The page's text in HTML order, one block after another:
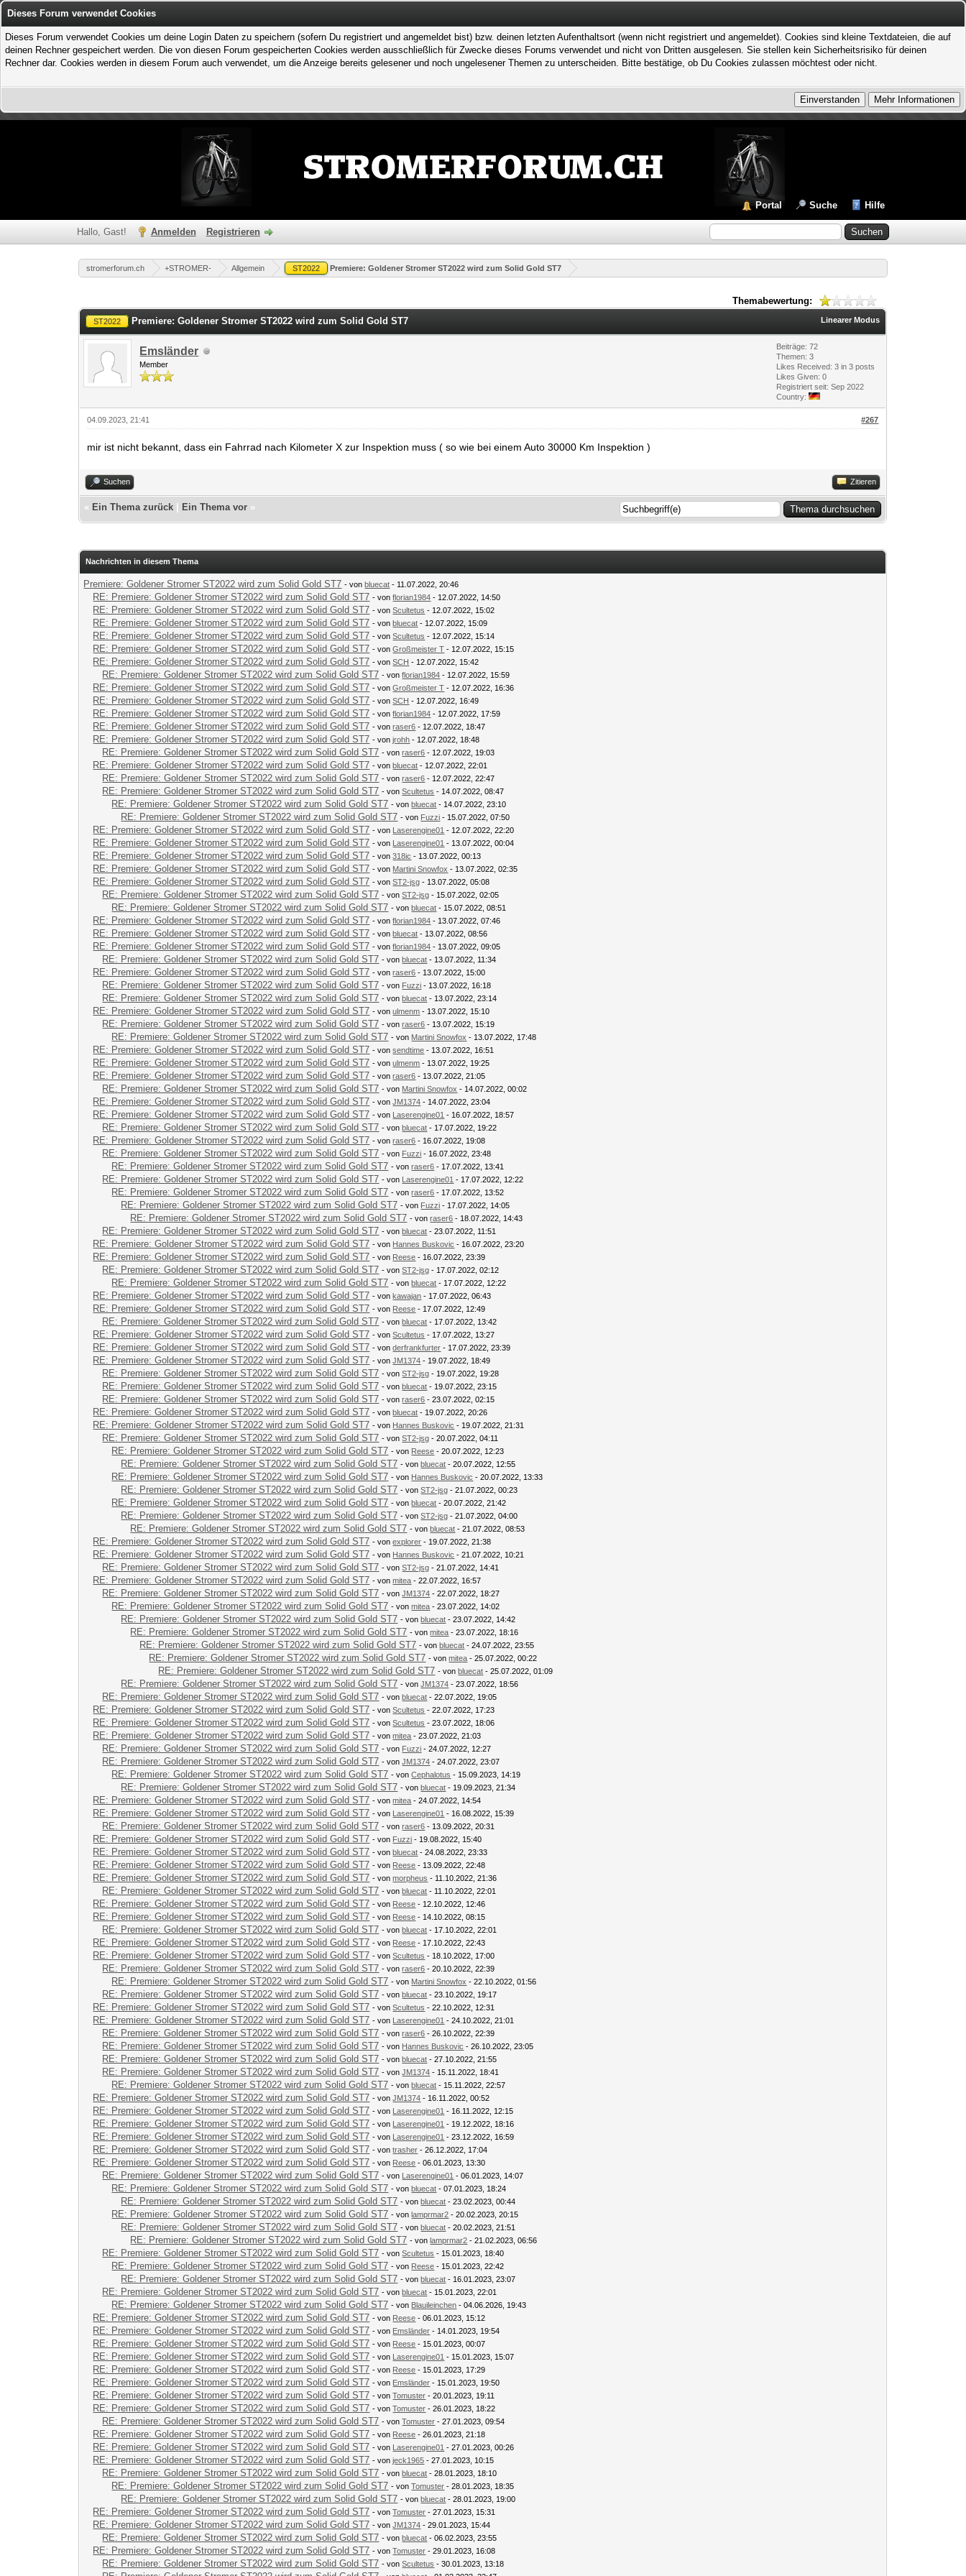
Dieses Forum verwendet Cookies
Dieses Forum verwendet Cookies um deine Login Daten zu speichern (sofern Du registriert und angemeldet bist) bzw. deinen letzten Aufenthaltsort (wenn nicht registriert und angemeldet). Cookies sind kleine Textdateien, die auf
deinen Rechner gespeichert werden. Die von diesen Forum gespeicherten Cookies werden ausschließlich für Zwecke dieses Forums verwendet und nicht von Dritten ausgelesen. Sie stellen kein Sicherheitsrisiko für deinen
Rechner dar. Cookies werden in diesem Forum auch verwendet, um die Anzeige bereits gelesener und noch ungelesener Themen zu unterscheiden. Bitte bestätige, ob Du Cookies zulassen möchtest oder nicht.
Portal Suche Hilfe
Hallo, Gast! Anmelden Registrieren
stromerforum.ch +STROMER- Allgemein ST2022 Premiere: Goldener Stromer ST2022 wird zum Solid Gold ST7
Themabewertung:
Linearer Modus
ST2022 Premiere: Goldener Stromer ST2022 wird zum Solid Gold ST7
Emsländer
Member
Beiträge: 72
Themen: 3
Likes Received:3 in 3 posts
Likes Given: 0
Registriert seit: Sep 2022
Country:
#267
04.09.2023, 21:41
mir ist nicht bekannt, dass ein Fahrrad nach Kilometer X zur Inspektion muss ( so wie bei einem Auto 30000 Km Inspektion )
Suchen Zitieren
« Ein Thema zurück Ein Thema vor »
Nachrichten in diesem Thema
Premiere: Goldener Stromer ST2022 wird zum Solid Gold ST7 - vonbluecat - 11.07.2022, 20:46
RE: Premiere: Goldener Stromer ST2022 wird zum Solid Gold ST7 - vonflorian1984 - 12.07.2022, 14:50
RE: Premiere: Goldener Stromer ST2022 wird zum Solid Gold ST7 - vonScultetus - 12.07.2022, 15:02
RE: Premiere: Goldener Stromer ST2022 wird zum Solid Gold ST7 - vonbluecat - 12.07.2022, 15:09
RE: Premiere: Goldener Stromer ST2022 wird zum Solid Gold ST7 - vonScultetus - 12.07.2022, 15:14
RE: Premiere: Goldener Stromer ST2022 wird zum Solid Gold ST7 - vonGroßmeister T - 12.07.2022, 15:15
RE: Premiere: Goldener Stromer ST2022 wird zum Solid Gold ST7 - vonSCH - 12.07.2022, 15:42
RE: Premiere: Goldener Stromer ST2022 wird zum Solid Gold ST7 - vonflorian1984 - 12.07.2022, 15:59
RE: Premiere: Goldener Stromer ST2022 wird zum Solid Gold ST7 - vonGroßmeister T - 12.07.2022, 16:36
RE: Premiere: Goldener Stromer ST2022 wird zum Solid Gold ST7 - vonSCH - 12.07.2022, 16:49
RE: Premiere: Goldener Stromer ST2022 wird zum Solid Gold ST7 - vonflorian1984 - 12.07.2022, 17:59
RE: Premiere: Goldener Stromer ST2022 wird zum Solid Gold ST7 - vonraser6 - 12.07.2022, 18:47
RE: Premiere: Goldener Stromer ST2022 wird zum Solid Gold ST7 - vonjrohh - 12.07.2022, 18:48
RE: Premiere: Goldener Stromer ST2022 wird zum Solid Gold ST7 - vonraser6 - 12.07.2022, 19:03
RE: Premiere: Goldener Stromer ST2022 wird zum Solid Gold ST7 - vonbluecat - 12.07.2022, 22:01
RE: Premiere: Goldener Stromer ST2022 wird zum Solid Gold ST7 - vonraser6 - 12.07.2022, 22:47
RE: Premiere: Goldener Stromer ST2022 wird zum Solid Gold ST7 - vonScultetus - 14.07.2022, 08:47
RE: Premiere: Goldener Stromer ST2022 wird zum Solid Gold ST7 - vonbluecat - 14.07.2022, 23:10
RE: Premiere: Goldener Stromer ST2022 wird zum Solid Gold ST7 - von Fuzzi - 15.07.2022, 07:50
RE: Premiere: Goldener Stromer ST2022 wird zum Solid Gold ST7 - von Laserengine01 - 12.07.2022, 22:20
RE: Premiere: Goldener Stromer ST2022 wird zum Solid Gold ST7 - von Laserengine01 - 13.07.2022, 00:04
RE: Premiere: Goldener Stromer ST2022 wird zum Solid Gold ST7 - von318ic - 13.07.2022, 00:13
RE: Premiere: Goldener Stromer ST2022 wird zum Solid Gold ST7 - von Martini Snowfox - 13.07.2022, 02:35
RE: Premiere: Goldener Stromer ST2022 wird zum Solid Gold ST7 - vonST2-jsg - 13.07.2022, 05:08
RE: Premiere: Goldener Stromer ST2022 wird zum Solid Gold ST7 - vonST2-jsg - 15.07.2022, 02:05
RE: Premiere: Goldener Stromer ST2022 wird zum Solid Gold ST7 - vonbluecat - 15.07.2022, 08:51
RE: Premiere: Goldener Stromer ST2022 wird zum Solid Gold ST7 - vonflorian1984 - 13.07.2022, 07:46
RE: Premiere: Goldener Stromer ST2022 wird zum Solid Gold ST7 - vonbluecat - 13.07.2022, 08:56
RE: Premiere: Goldener Stromer ST2022 wird zum Solid Gold ST7 - vonflorian1984 - 13.07.2022, 09:05
RE: Premiere: Goldener Stromer ST2022 wird zum Solid Gold ST7 - vonbluecat - 13.07.2022, 11:34
RE: Premiere: Goldener Stromer ST2022 wird zum Solid Gold ST7 - vonraser6 - 13.07.2022, 15:00
RE: Premiere: Goldener Stromer ST2022 wird zum Solid Gold ST7 - von Fuzzi - 13.07.2022, 16:18
RE: Premiere: Goldener Stromer ST2022 wird zum Solid Gold ST7 - vonbluecat - 13.07.2022, 23:14
RE: Premiere: Goldener Stromer ST2022 wird zum Solid Gold ST7 - vonulmenm - 13.07.2022, 15:10
RE: Premiere: Goldener Stromer ST2022 wird zum Solid Gold ST7 - vonraser6 - 13.07.2022, 15:19
RE: Premiere: Goldener Stromer ST2022 wird zum Solid Gold ST7 - von Martini Snowfox - 13.07.2022, 17:48
RE: Premiere: Goldener Stromer ST2022 wird zum Solid Gold ST7 - vonsendtime - 13.07.2022, 16:51
RE: Premiere: Goldener Stromer ST2022 wird zum Solid Gold ST7 - vonulmenm - 13.07.2022, 19:25
RE: Premiere: Goldener Stromer ST2022 wird zum Solid Gold ST7 - vonraser6 - 13.07.2022, 21:05
RE: Premiere: Goldener Stromer ST2022 wird zum Solid Gold ST7 - von Martini Snowfox - 14.07.2022, 00:02
RE: Premiere: Goldener Stromer ST2022 wird zum Solid Gold ST7 - vonJM1374 - 14.07.2022, 23:04
RE: Premiere: Goldener Stromer ST2022 wird zum Solid Gold ST7 - von Laserengine01 - 16.07.2022, 18:57
RE: Premiere: Goldener Stromer ST2022 wird zum Solid Gold ST7 - vonbluecat - 17.07.2022, 19:22
RE: Premiere: Goldener Stromer ST2022 wird zum Solid Gold ST7 - vonraser6 - 16.07.2022, 19:08
RE: Premiere: Goldener Stromer ST2022 wird zum Solid Gold ST7 - von Fuzzi - 16.07.2022, 23:48
RE: Premiere: Goldener Stromer ST2022 wird zum Solid Gold ST7 - vonraser6 - 17.07.2022, 13:41
RE: Premiere: Goldener Stromer ST2022 wird zum Solid Gold ST7 - von Laserengine01 - 17.07.2022, 12:22
RE: Premiere: Goldener Stromer ST2022 wird zum Solid Gold ST7 - vonraser6 - 17.07.2022, 13:52
RE: Premiere: Goldener Stromer ST2022 wird zum Solid Gold ST7 - von Fuzzi - 17.07.2022, 14:05
RE: Premiere: Goldener Stromer ST2022 wird zum Solid Gold ST7 - vonraser6 - 18.07.2022, 14:43
RE: Premiere: Goldener Stromer ST2022 wird zum Solid Gold ST7 - vonbluecat - 23.07.2022, 11:51
RE: Premiere: Goldener Stromer ST2022 wird zum Solid Gold ST7 - von Hannes Buskovic - 16.07.2022, 23:20
RE: Premiere: Goldener Stromer ST2022 wird zum Solid Gold ST7 - von Reese - 16.07.2022, 23:39
RE: Premiere: Goldener Stromer ST2022 wird zum Solid Gold ST7 - vonST2-jsg - 17.07.2022, 02:12
RE: Premiere: Goldener Stromer ST2022 wird zum Solid Gold ST7 - vonbluecat - 17.07.2022, 12:22
RE: Premiere: Goldener Stromer ST2022 wird zum Solid Gold ST7 - vonkawajan - 17.07.2022, 06:43
RE: Premiere: Goldener Stromer ST2022 wird zum Solid Gold ST7 - von Reese - 17.07.2022, 12:49
RE: Premiere: Goldener Stromer ST2022 wird zum Solid Gold ST7 - vonbluecat - 17.07.2022, 13:42
RE: Premiere: Goldener Stromer ST2022 wird zum Solid Gold ST7 - vonScultetus - 17.07.2022, 13:27
RE: Premiere: Goldener Stromer ST2022 wird zum Solid Gold ST7 - vonderfrankfurter - 17.07.2022, 23:39
RE: Premiere: Goldener Stromer ST2022 wird zum Solid Gold ST7 - vonJM1374 - 19.07.2022, 18:49
RE: Premiere: Goldener Stromer ST2022 wird zum Solid Gold ST7 - vonST2-jsg - 19.07.2022, 19:28
RE: Premiere: Goldener Stromer ST2022 wird zum Solid Gold ST7 - vonbluecat - 19.07.2022, 23:15
RE: Premiere: Goldener Stromer ST2022 wird zum Solid Gold ST7 - vonraser6 - 23.07.2022, 02:15
RE: Premiere: Goldener Stromer ST2022 wird zum Solid Gold ST7 - vonbluecat - 19.07.2022, 20:26
RE: Premiere: Goldener Stromer ST2022 wird zum Solid Gold ST7 - von Hannes Buskovic - 19.07.2022, 21:31
RE: Premiere: Goldener Stromer ST2022 wird zum Solid Gold ST7 - vonST2-jsg - 20.07.2022, 04:11
RE: Premiere: Goldener Stromer ST2022 wird zum Solid Gold ST7 - von Reese - 20.07.2022, 12:23
RE: Premiere: Goldener Stromer ST2022 wird zum Solid Gold ST7 - vonbluecat - 20.07.2022, 12:55
RE: Premiere: Goldener Stromer ST2022 wird zum Solid Gold ST7 - von Hannes Buskovic - 20.07.2022, 13:33
RE: Premiere: Goldener Stromer ST2022 wird zum Solid Gold ST7 - vonST2-jsg - 21.07.2022, 00:23
RE: Premiere: Goldener Stromer ST2022 wird zum Solid Gold ST7 - vonbluecat - 20.07.2022, 21:42
RE: Premiere: Goldener Stromer ST2022 wird zum Solid Gold ST7 - vonST2-jsg - 21.07.2022, 04:00
RE: Premiere: Goldener Stromer ST2022 wird zum Solid Gold ST7 - vonbluecat - 21.07.2022, 08:53
RE: Premiere: Goldener Stromer ST2022 wird zum Solid Gold ST7 - vonexplorer - 19.07.2022, 21:38
RE: Premiere: Goldener Stromer ST2022 wird zum Solid Gold ST7 - von Hannes Buskovic - 21.07.2022, 10:21
RE: Premiere: Goldener Stromer ST2022 wird zum Solid Gold ST7 - vonST2-jsg - 21.07.2022, 14:41
RE: Premiere: Goldener Stromer ST2022 wird zum Solid Gold ST7 - vonmitea - 22.07.2022, 16:57
RE: Premiere: Goldener Stromer ST2022 wird zum Solid Gold ST7 - vonJM1374 - 22.07.2022, 18:27
RE: Premiere: Goldener Stromer ST2022 wird zum Solid Gold ST7 - vonmitea - 23.07.2022, 14:02
RE: Premiere: Goldener Stromer ST2022 wird zum Solid Gold ST7 - vonbluecat - 23.07.2022, 14:42
RE: Premiere: Goldener Stromer ST2022 wird zum Solid Gold ST7 - vonmitea - 23.07.2022, 18:16
RE: Premiere: Goldener Stromer ST2022 wird zum Solid Gold ST7 - vonbluecat - 24.07.2022, 23:55
RE: Premiere: Goldener Stromer ST2022 wird zum Solid Gold ST7 - vonmitea - 25.07.2022, 00:22
RE: Premiere: Goldener Stromer ST2022 wird zum Solid Gold ST7 - vonbluecat - 25.07.2022, 01:09
RE: Premiere: Goldener Stromer ST2022 wird zum Solid Gold ST7 - vonJM1374 - 23.07.2022, 18:56
RE: Premiere: Goldener Stromer ST2022 wird zum Solid Gold ST7 - vonbluecat - 22.07.2022, 19:05
RE: Premiere: Goldener Stromer ST2022 wird zum Solid Gold ST7 - vonScultetus - 22.07.2022, 17:23
RE: Premiere: Goldener Stromer ST2022 wird zum Solid Gold ST7 - vonScultetus - 23.07.2022, 18:06
RE: Premiere: Goldener Stromer ST2022 wird zum Solid Gold ST7 - vonmitea - 23.07.2022, 21:03
RE: Premiere: Goldener Stromer ST2022 wird zum Solid Gold ST7 - von Fuzzi - 24.07.2022, 12:27
RE: Premiere: Goldener Stromer ST2022 wird zum Solid Gold ST7 - vonJM1374 - 24.07.2022, 23:07
RE: Premiere: Goldener Stromer ST2022 wird zum Solid Gold ST7 - vonCephalotus - 15.09.2023, 14:19
RE: Premiere: Goldener Stromer ST2022 wird zum Solid Gold ST7 - vonbluecat - 19.09.2023, 21:34
RE: Premiere: Goldener Stromer ST2022 wird zum Solid Gold ST7 - vonmitea - 24.07.2022, 14:54
RE: Premiere: Goldener Stromer ST2022 wird zum Solid Gold ST7 - von Laserengine01 - 16.08.2022, 15:39
RE: Premiere: Goldener Stromer ST2022 wird zum Solid Gold ST7 - vonraser6 - 13.09.2022, 20:31
RE: Premiere: Goldener Stromer ST2022 wird zum Solid Gold ST7 - von Fuzzi - 19.08.2022, 15:40
RE: Premiere: Goldener Stromer ST2022 wird zum Solid Gold ST7 - vonbluecat - 24.08.2022, 23:33
RE: Premiere: Goldener Stromer ST2022 wird zum Solid Gold ST7 - von Reese - 13.09.2022, 22:48
RE: Premiere: Goldener Stromer ST2022 wird zum Solid Gold ST7 - vonmorpheus - 11.10.2022, 21:36
RE: Premiere: Goldener Stromer ST2022 wird zum Solid Gold ST7 - vonbluecat - 11.10.2022, 22:01
RE: Premiere: Goldener Stromer ST2022 wird zum Solid Gold ST7 - von Reese - 12.10.2022, 12:46
RE: Premiere: Goldener Stromer ST2022 wird zum Solid Gold ST7 - von Reese - 14.10.2022, 08:15
RE: Premiere: Goldener Stromer ST2022 wird zum Solid Gold ST7 - vonbluecat - 17.10.2022, 22:01
RE: Premiere: Goldener Stromer ST2022 wird zum Solid Gold ST7 - von Reese - 17.10.2022, 22:43
RE: Premiere: Goldener Stromer ST2022 wird zum Solid Gold ST7 - vonScultetus - 18.10.2022, 17:00
RE: Premiere: Goldener Stromer ST2022 wird zum Solid Gold ST7 - vonraser6 - 20.10.2022, 22:39
RE: Premiere: Goldener Stromer ST2022 wird zum Solid Gold ST7 - von Martini Snowfox - 22.10.2022, 01:56
RE: Premiere: Goldener Stromer ST2022 wird zum Solid Gold ST7 - vonbluecat - 23.10.2022, 19:17
RE: Premiere: Goldener Stromer ST2022 wird zum Solid Gold ST7 - vonScultetus - 22.10.2022, 12:31
RE: Premiere: Goldener Stromer ST2022 wird zum Solid Gold ST7 - von Laserengine01 - 24.10.2022, 21:01
RE: Premiere: Goldener Stromer ST2022 wird zum Solid Gold ST7 - vonraser6 - 26.10.2022, 22:39
RE: Premiere: Goldener Stromer ST2022 wird zum Solid Gold ST7 - von Hannes Buskovic - 26.10.2022, 23:05
RE: Premiere: Goldener Stromer ST2022 wird zum Solid Gold ST7 - vonbluecat - 27.10.2022, 21:55
RE: Premiere: Goldener Stromer ST2022 wird zum Solid Gold ST7 - vonJM1374 - 15.11.2022, 18:41
RE: Premiere: Goldener Stromer ST2022 wird zum Solid Gold ST7 - vonbluecat - 15.11.2022, 22:57
RE: Premiere: Goldener Stromer ST2022 wird zum Solid Gold ST7 - vonJM1374 - 16.11.2022, 00:52
RE: Premiere: Goldener Stromer ST2022 wird zum Solid Gold ST7 - von Laserengine01 - 16.11.2022, 12:15
RE: Premiere: Goldener Stromer ST2022 wird zum Solid Gold ST7 - von Laserengine01 - 19.12.2022, 18:16
RE: Premiere: Goldener Stromer ST2022 wird zum Solid Gold ST7 - von Laserengine01 - 23.12.2022, 16:59
RE: Premiere: Goldener Stromer ST2022 wird zum Solid Gold ST7 - vontrasher - 26.12.2022, 17:04
RE: Premiere: Goldener Stromer ST2022 wird zum Solid Gold ST7 - von Reese - 06.01.2023, 13:30
RE: Premiere: Goldener Stromer ST2022 wird zum Solid Gold ST7 - von Laserengine01 - 06.01.2023, 14:07
RE: Premiere: Goldener Stromer ST2022 wird zum Solid Gold ST7 - vonbluecat - 07.01.2023, 18:24
RE: Premiere: Goldener Stromer ST2022 wird zum Solid Gold ST7 - vonbluecat - 23.02.2023, 00:44
RE: Premiere: Goldener Stromer ST2022 wird zum Solid Gold ST7 - vonlamprmar2 - 20.02.2023, 20:15
RE: Premiere: Goldener Stromer ST2022 wird zum Solid Gold ST7 - vonbluecat - 20.02.2023, 21:51
RE: Premiere: Goldener Stromer ST2022 wird zum Solid Gold ST7 - vonlamprmar2 - 21.02.2023, 06:56
RE: Premiere: Goldener Stromer ST2022 wird zum Solid Gold ST7 - vonScultetus - 15.01.2023, 18:40
RE: Premiere: Goldener Stromer ST2022 wird zum Solid Gold ST7 - von Reese - 15.01.2023, 22:42
RE: Premiere: Goldener Stromer ST2022 wird zum Solid Gold ST7 - vonbluecat - 16.01.2023, 23:07
RE: Premiere: Goldener Stromer ST2022 wird zum Solid Gold ST7 - vonbluecat - 15.01.2023, 22:01
RE: Premiere: Goldener Stromer ST2022 wird zum Solid Gold ST7 - von Blauileinchen - 04.06.2026, 19:43
RE: Premiere: Goldener Stromer ST2022 wird zum Solid Gold ST7 - von Reese - 06.01.2023, 15:12
RE: Premiere: Goldener Stromer ST2022 wird zum Solid Gold ST7 - von Emsländer - 14.01.2023, 19:54
RE: Premiere: Goldener Stromer ST2022 wird zum Solid Gold ST7 - von Reese - 15.01.2023, 00:07
RE: Premiere: Goldener Stromer ST2022 wird zum Solid Gold ST7 - von Laserengine01 - 15.01.2023, 15:07
RE: Premiere: Goldener Stromer ST2022 wird zum Solid Gold ST7 - von Reese - 15.01.2023, 17:29
RE: Premiere: Goldener Stromer ST2022 wird zum Solid Gold ST7 - von Emsländer - 15.01.2023, 19:50
RE: Premiere: Goldener Stromer ST2022 wird zum Solid Gold ST7 - vonTomuster - 20.01.2023, 19:11
RE: Premiere: Goldener Stromer ST2022 wird zum Solid Gold ST7 - vonTomuster - 26.01.2023, 18:22
RE: Premiere: Goldener Stromer ST2022 wird zum Solid Gold ST7 - vonTomuster - 27.01.2023, 09:54
RE: Premiere: Goldener Stromer ST2022 wird zum Solid Gold ST7 - von Reese - 26.01.2023, 21:18
RE: Premiere: Goldener Stromer ST2022 wird zum Solid Gold ST7 - von Laserengine01 - 27.01.2023, 00:26
RE: Premiere: Goldener Stromer ST2022 wird zum Solid Gold ST7 - vonjeck1965 - 27.01.2023, 10:15
RE: Premiere: Goldener Stromer ST2022 wird zum Solid Gold ST7 - vonbluecat - 28.01.2023, 18:10
RE: Premiere: Goldener Stromer ST2022 wird zum Solid Gold ST7 - vonTomuster - 28.01.2023, 18:35
RE: Premiere: Goldener Stromer ST2022 wird zum Solid Gold ST7 - vonbluecat - 28.01.2023, 19:00
RE: Premiere: Goldener Stromer ST2022 wird zum Solid Gold ST7 - vonTomuster - 27.01.2023, 15:31
RE: Premiere: Goldener Stromer ST2022 wird zum Solid Gold ST7 - vonJM1374 - 29.01.2023, 15:44
RE: Premiere: Goldener Stromer ST2022 wird zum Solid Gold ST7 - vonbluecat - 06.02.2023, 23:55
RE: Premiere: Goldener Stromer ST2022 wird zum Solid Gold ST7 - vonTomuster - 29.01.2023, 16:08
RE: Premiere: Goldener Stromer ST2022 wird zum Solid Gold ST7 - vonScultetus - 30.01.2023, 13:18